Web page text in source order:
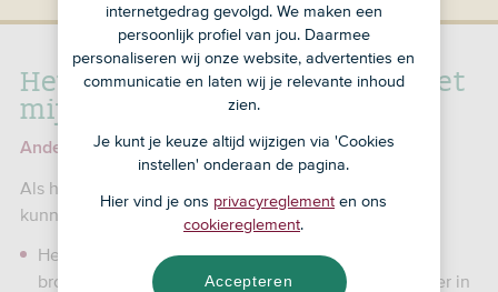
Het lukt niet om in te loggen met
mijn browsercode
Andere problemen met je browsercode
Als het niet lukt om in te loggen met je browsercode,
kunnen er meerdere dingen aan de hand zijn:
Het is langer dan 13 maanden geleden dat je je
browsercode voor het laatst hebt gebruikt. Registreer in
internetgedrag gevolgd. We maken een
persoonlijk profiel van jou. Daarmee
personaliseren wij onze website, advertenties en
communicatie en laten wij je relevante inhoud
zien.
Je kunt je keuze altijd wijzigen via 'Cookies
instellen' onderaan de pagina.
Hier vind je ons privacyreglement en ons
cookiereglement.
Accepteren